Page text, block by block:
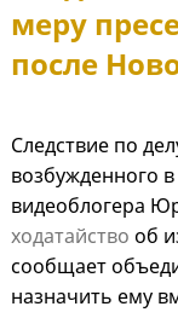
меру
после
Следствие по
возбужденного
видеоблогера
ходатайство об
сообщает
назначить ему